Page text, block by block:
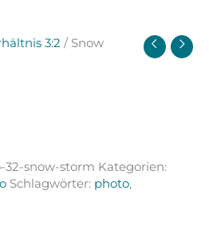
3:2 / Snow
32-snow-storm Kategorien:
Schlagwörter: photo,